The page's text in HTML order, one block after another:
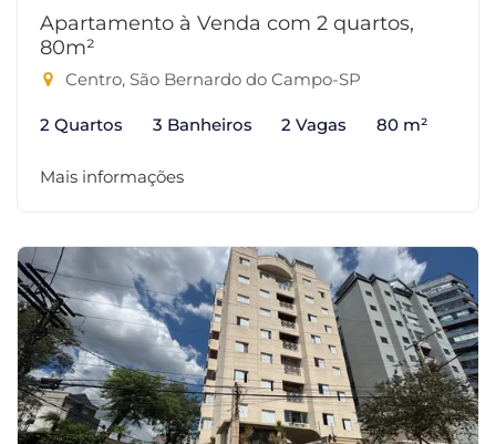
Apartamento à Venda com 2 quartos,
80m²
Centro, São Bernardo do Campo-SP
2 Quartos 3 Banheiros 2 Vagas 80 m²
Mais informações